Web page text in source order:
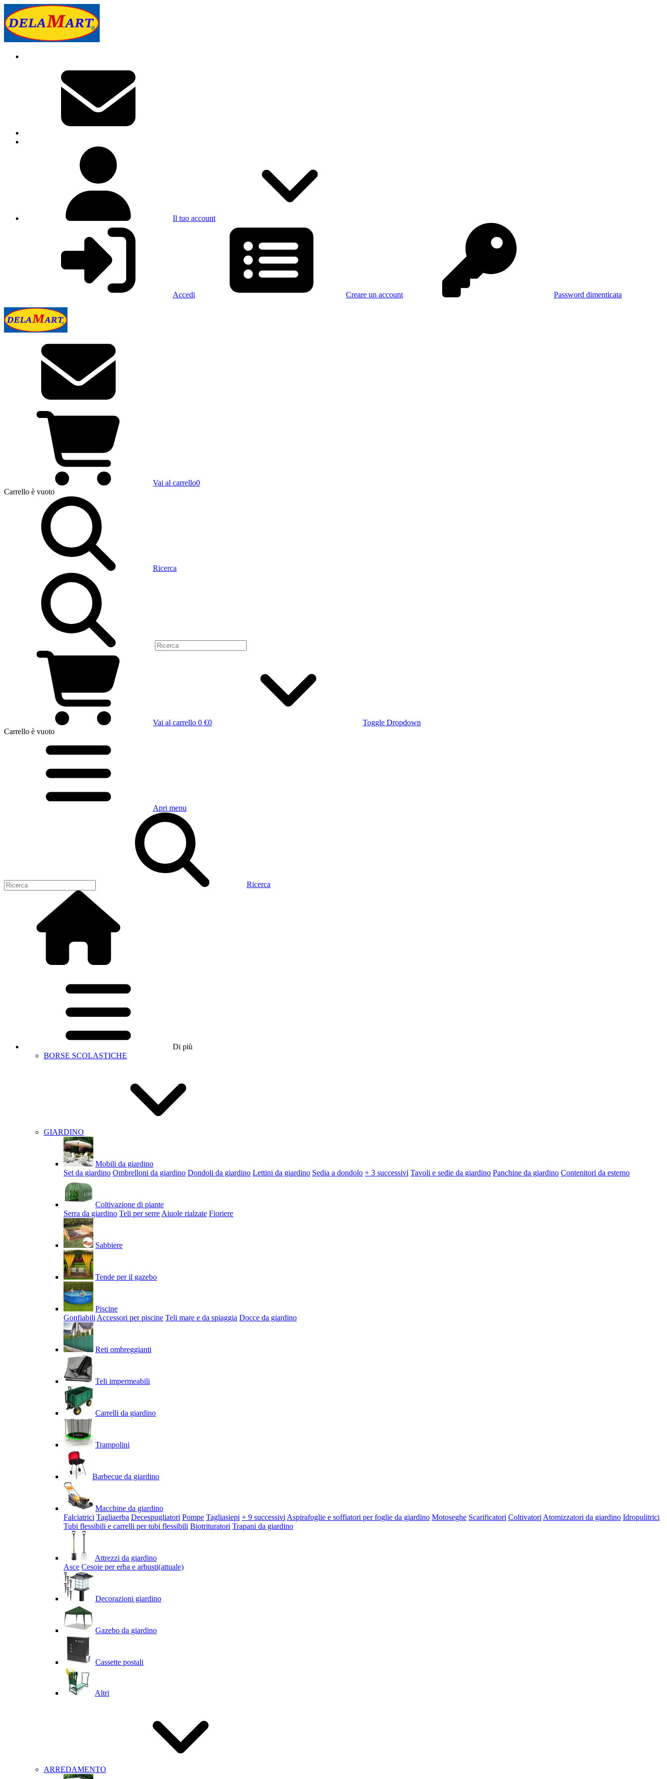
Il tuo account
Accedi Creare un account Password dimenticata
Vai al carrello0
Carrello è vuoto
Ricerca
Vai al carrello 0 €0
Toggle Dropdown
Carrello è vuoto
Apri menu
Ricerca
Di più
BORSE SCOLASTICHE
GIARDINO
Mobili da giardino
Set da giardino Ombrelloni da giardino Dondoli da giardino Lettini da giardino Sedia a dondolo + 3 successivi Tavoli e sedie da giardino Panchine da giardino Contenitori da esterno
Coltivazione di piante
Serra da giardino Teli per serre Aiuole rialzate Fioriere
Sabbiere
Tende per il gazebo
Piscine
Gonfiabili Accessori per piscine Teli mare e da spiaggia Docce da giardino
Reti ombreggianti
Teli impermeabili
Carrelli da giardino
Trampolini
Barbecue da giardino
Macchine da giardino
Falciatrici Tagliaerba Decespugliatori Pompe Tagliasiepi + 9 successivi Aspirafoglie e soffiatori per foglie da giardino Motoseghe Scarificatori Coltivatori Atomizzatori da giardino Idropulitrici
Tubi flessibili e carrelli per tubi flessibili Biotrituratori Trapani da giardino
Attrezzi da giardino
Asce Cesoie per erba e arbusti(attuale)
Decorazioni giardino
Gazebo da giardino
Cassette postali
Altri
ARREDAMENTO